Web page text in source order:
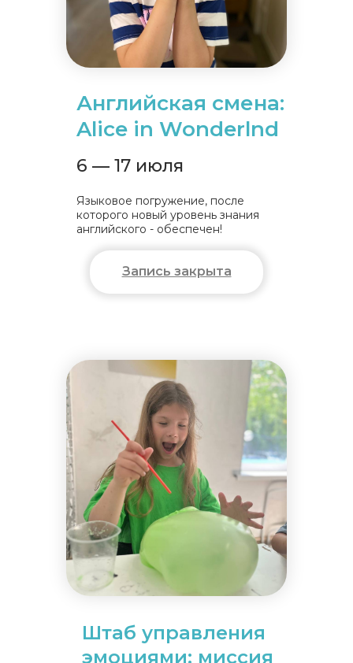
Штаб управления
эмоциями: миссия
6 — 17 июля
Языковое погружение, после
которого новый уровень знания
английского - обеспечен!
Английская смена:
Alice in Wonderlnd
Запись закрыта